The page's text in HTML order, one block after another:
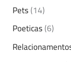
Pets(14)
Poeticas(6)